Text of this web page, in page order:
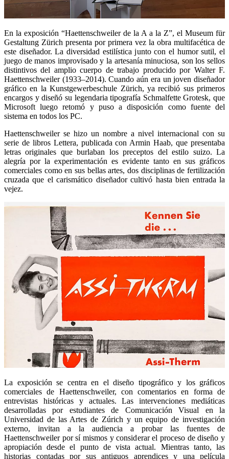
En la exposición “Haettenschweiler de la A a la Z”, el Museum für
Gestaltung Zürich presenta por primera vez la obra multifacética de
este diseñador. La diversidad estilística junto con el humor sutil, el
juego de manos improvisado y la artesanía minuciosa, son los sellos
distintivos del amplio cuerpo de trabajo producido por Walter F.
Haettenschweiler (1933–2014). Cuando aún era un joven diseñador
gráfico en la Kunstgewerbeschule Zürich, ya recibió sus primeros
encargos y diseñó su legendaria tipografía Schmalfette Grotesk, que
Microsoft luego retomó y puso a disposición como fuente del
sistema en todos los PC.
Haettenschweiler se hizo un nombre a nivel internacional con su
serie de libros Lettera, publicada con Armin Haab, que presentaba
letras originales que burlaban los preceptos del estilo suizo. La
alegría por la experimentación es evidente tanto en sus gráficos
comerciales como en sus bellas artes, dos disciplinas de fertilización
cruzada que el carismático diseñador cultivó hasta bien entrada la
vejez.
La exposición se centra en el diseño tipográfico y los gráficos
comerciales de Haettenschweiler, con comentarios en forma de
entrevistas históricas y actuales. Las intervenciones mediáticas
desarrolladas por estudiantes de Comunicación Visual en la
Universidad de las Artes de Zúrich y un equipo de investigación
externo, invitan a la audiencia a probar las fuentes de
Haettenschweiler por sí mismos y considerar el proceso de diseño y
apropiación desde el punto de vista actual. Mientras tanto, las
historias contadas por sus antiguos aprendices y una película